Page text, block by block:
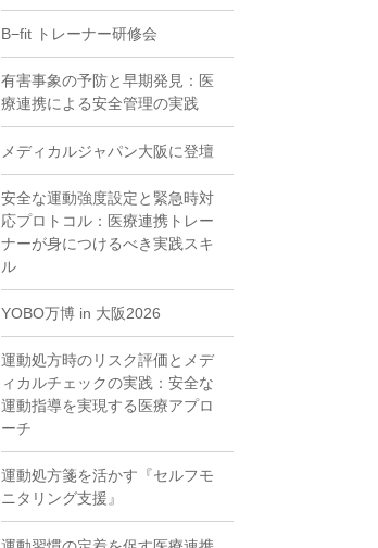
B−fit トレーナー研修会
有害事象の予防と早期発見：医
療連携による安全管理の実践
メディカルジャパン大阪に登壇
安全な運動強度設定と緊急時対
応プロトコル：医療連携トレー
ナーが身につけるべき実践スキ
ル
YOBO万博 in 大阪2026
運動処方時のリスク評価とメデ
ィカルチェックの実践：安全な
運動指導を実現する医療アプロ
ーチ
運動処方箋を活かす『セルフモ
ニタリング支援』